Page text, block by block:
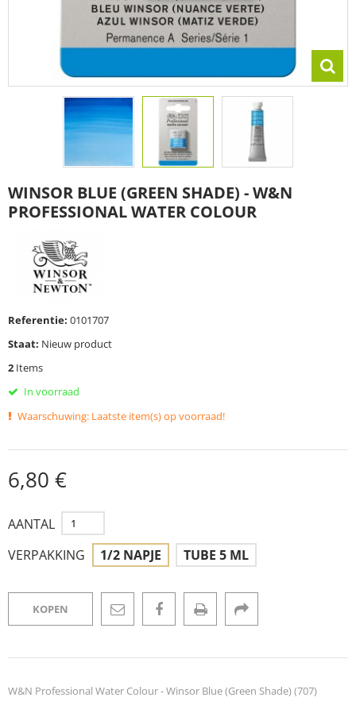
WINSOR BLUE (GREEN SHADE) - W&N
PROFESSIONAL WATER COLOUR
Referentie: 0101707
Staat: Nieuw product
2 Items
In voorraad
Waarschuwing: Laatste item(s) op voorraad!
6,80 €
AANTAL
VERPAKKING
1/2 NAPJE TUBE 5 ML
KOPEN
W&N Professional Water Colour - Winsor Blue (Green Shade) (707)